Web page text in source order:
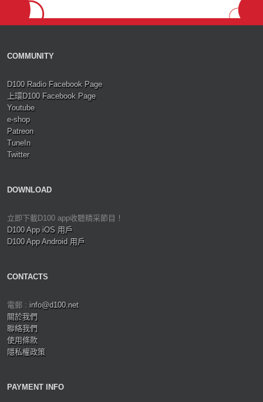
COMMUNITY
D100 Radio Facebook Page
上環D100 Facebook Page
Youtube
e-shop
Patreon
TuneIn
Twitter
DOWNLOAD
立即下載D100 app收聽精采節目！
D100 App iOS 用戶
D100 App Android 用戶
CONTACTS
電郵 : info@d100.net
關於我們
聯絡我們
使用條款
隱私權政策
PAYMENT INFO